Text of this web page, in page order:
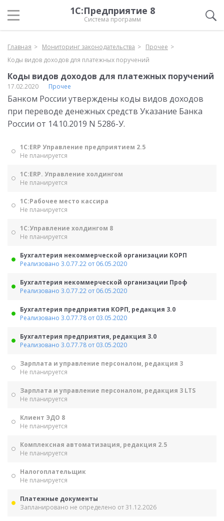
1С:Предприятие 8
Система программ
Главная Мониторинг законодательства
Прочее
Коды видов доходов для платежных поручений
Коды видов доходов для платежных поручений
17.02.2020 Прочее
Банком России утверждены коды видов доходов
при переводе денежных средств Указание Банка
России от 14.10.2019 N 5286-У.
1С:ERP Управление предприятием 2.5
Не планируется
1С:ERP. Управление холдингом
Не планируется
1С:Рабочее место кассира
Не планируется
1С:Управление холдингом 8
Не планируется
Бухгалтерия некоммерческой организации КОРП
Реализовано 3.0.77.22 от 06.05.2020
Бухгалтерия некоммерческой организации Проф
Реализовано 3.0.77.22 от 06.05.2020
Бухгалтерия предприятия КОРП, редакция 3.0
Реализовано 3.0.77.78 от 03.05.2020
Бухгалтерия предприятия, редакция 3.0
Реализовано 3.0.77.78 от 03.05.2020
Зарплата и управление персоналом, редакция 3
Не планируется
Зарплата и управление персоналом, редакция 3 LTS
Не планируется
Клиент ЭДО 8
Не планируется
Комплексная автоматизация, редакция 2.5
Не планируется
Налогоплательщик
Не планируется
Платежные документы
Запланировано не определено от 31.12.2026